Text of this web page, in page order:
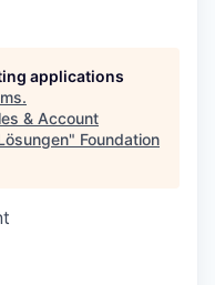
applications
.
& Account
" Foundation